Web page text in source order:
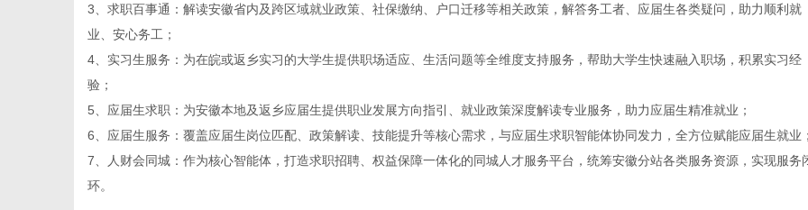
3、求职百事通：解读安徽省内及跨区域就业政策、社保缴纳、户口迁移等相关政策，解答务工者、应届生各类疑问，助力顺利就
业、安心务工；
4、实习生服务：为在皖或返乡实习的大学生提供职场适应、生活问题等全维度支持服务，帮助大学生快速融入职场，积累实习经
验；
5、应届生求职：为安徽本地及返乡应届生提供职业发展方向指引、就业政策深度解读专业服务，助力应届生精准就业；
6、应届生服务：覆盖应届生岗位匹配、政策解读、技能提升等核心需求，与应届生求职智能体协同发力，全方位赋能应届生就业
7、人财会同城：作为核心智能体，打造求职招聘、权益保障一体化的同城人才服务平台，统筹安徽分站各类服务资源，实现服务
环。